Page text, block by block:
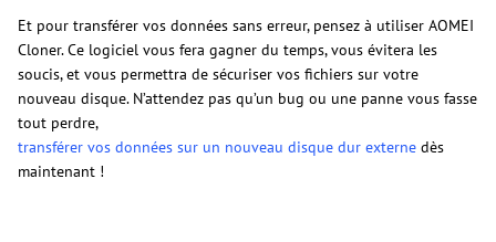
Et pour transférer vos données sans erreur, pensez à utiliser AOMEI
Cloner. Ce logiciel vous fera gagner du temps, vous évitera les
soucis, et vous permettra de sécuriser vos fichiers sur votre
nouveau disque. N’attendez pas qu’un bug ou une panne vous fasse
tout perdre,
transférer vos données sur un nouveau disque dur externe dès
maintenant !